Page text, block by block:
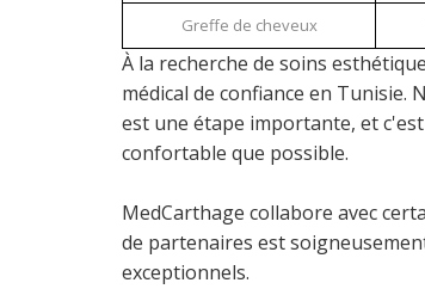
Greffe de cheveux
À la recherche de soins
médical de confiance en
est une étape importante, et
confortable que possible.
MedCarthage collabore avec
de partenaires est
exceptionnels.